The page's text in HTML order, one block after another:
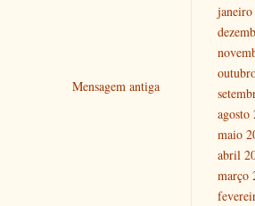
Mensagem antiga
janeiro
agosto
maio
abril
março